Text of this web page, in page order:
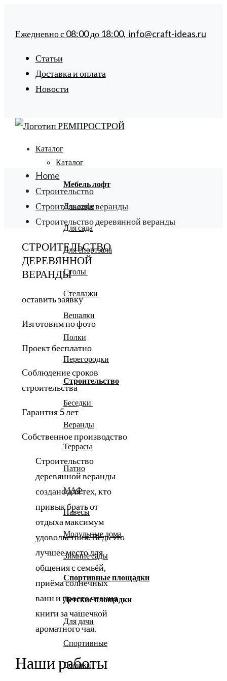
Ежедневно с08:00до 18:00, info@craft-ideas.ru
Статьи
Доставка и оплата
Новости
Каталог
Каталог
Мебель лофт
Для кафе
Для сада
Для спортзала
Столы
Стеллажи
Вешалки
Полки
Перегородки
Строительство
Беседки
Веранды
Террасы
Патио
МАФ
Навесы
Модульные дома
Зимние сады
Спортивные площадки
Детские площадки
Для дачи
Спортивные
Домики
Home
Строительство
Строительство веранды
Строительство деревянной веранды
СТРОИТЕЛЬСТВО
ДЕРЕВЯННОЙ
ВЕРАНДЫ
оставить заявку
Изготовим по фото
Проект бесплатно
Соблюдение сроков
строительства
Гарантия 5 лет
Собственное производство
Строительство
деревянной веранды
создано для тех, кто
привык брать от
отдыха максимум
удовольствия. Ведь это
лучшее место для
общения с семьёй,
приёма солнечных
ванн и просто чтения
книги за чашечкой
ароматного чая.
Наши работы